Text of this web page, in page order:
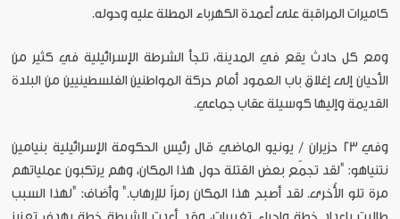
كاميرات المراقبة على أعمدة الكهرباء المطلة عليه وحوله.
ومع كل حادث يقع في المدينة، تلجأ الشرطة الإسرائيلية في كثير من
الأحيان إلى إغلاق باب العمود أمام حركة المواطنين الفلسطينيين من البلدة
القديمة وإليها كوسيلة عقاب جماعي.
وفي 23 حزيران / يونيو الماضي قال رئيس الحكومة الإسرائيلية بنيامين
نتنياهو: "لقد تجمّع بعض القتلة حول هذا المكان، وهم يرتكبون عملياتهم
مرة تلو الأُخرى. لقد أصبح هذا المكان رمزاً للإرهاب." وأضاف: "لهذا السبب